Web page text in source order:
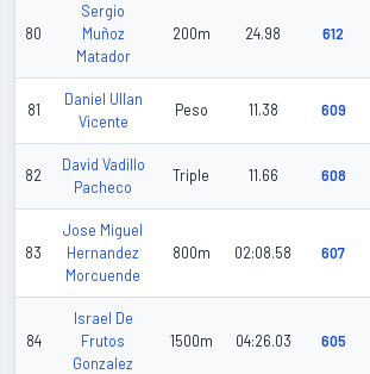
80
Sergio
Muñoz
Matador
200m 24.98 612
81
Daniel Ullan
Vicente
Peso 11.38 609
82
David Vadillo
Pacheco
Triple 11.66 608
83
Jose Miguel
Hernandez
Morcuende
800m 02:08.58 607
84
Israel De
Frutos
Gonzalez
1500m 04:26.03 605